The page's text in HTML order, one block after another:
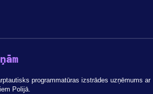
programmatūras izstrādes uzņēmums ar
Polijā.